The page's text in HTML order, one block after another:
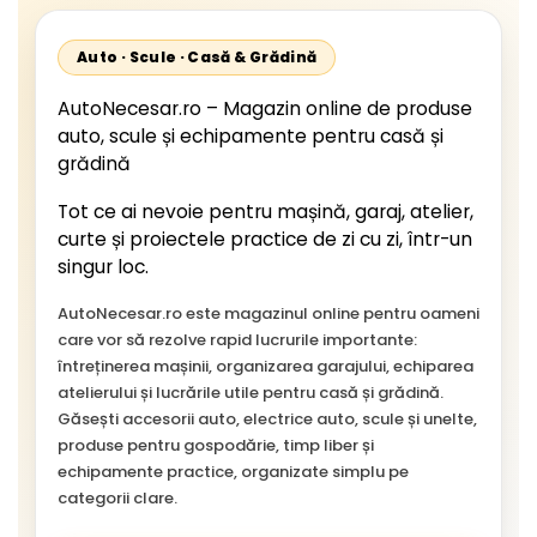
Auto · Scule · Casă & Grădină
AutoNecesar.ro – Magazin online de produse
auto, scule și echipamente pentru casă și
grădină
Tot ce ai nevoie pentru mașină, garaj, atelier,
curte și proiectele practice de zi cu zi, într-un
singur loc.
AutoNecesar.ro este magazinul online pentru oameni
care vor să rezolve rapid lucrurile importante:
întreținerea mașinii, organizarea garajului, echiparea
atelierului și lucrările utile pentru casă și grădină.
Găsești accesorii auto, electrice auto, scule și unelte,
produse pentru gospodărie, timp liber și
echipamente practice, organizate simplu pe
categorii clare.